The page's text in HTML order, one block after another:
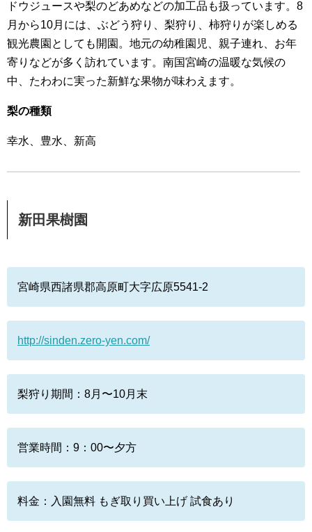
ドウジュースや梨のどあめなどの加工品も扱っています。8
月から10月には、ぶどう狩り、梨狩り、柿狩りが楽しめる
観光農園としても開園。地元の幼稚園児、親子連れ、お年
寄りなどが多く訪れています。南国宮崎の温暖な気候の
中、たわわに実った新鮮な果物が味わえます。
梨の種類
幸水、豊水、新高
新田果樹園
宮崎県西諸県郡高原町大字広原5541-2
http://sinden.zero-yen.com/
梨狩り期間：8月〜10月末
営業時間：9：00〜夕方
料金：入園無料 もぎ取り買い上げ 試食あり